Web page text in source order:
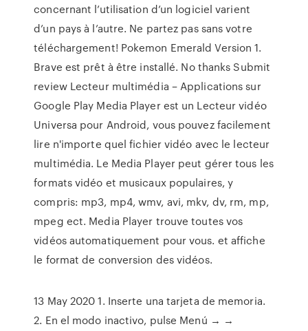
concernant l’utilisation d’un logiciel varient
d’un pays à l’autre. Ne partez pas sans votre
téléchargement! Pokemon Emerald Version 1.
Brave est prêt à être installé. No thanks Submit
review Lecteur multimédia – Applications sur
Google Play Media Player est un Lecteur vidéo
Universa pour Android, vous pouvez facilement
lire n'importe quel fichier vidéo avec le lecteur
multimédia. Le Media Player peut gérer tous les
formats vidéo et musicaux populaires, y
compris: mp3, mp4, wmv, avi, mkv, dv, rm, mp,
mpeg ect. Media Player trouve toutes vos
vidéos automatiquement pour vous. et affiche
le format de conversion des vidéos.
13 May 2020 1. Inserte una tarjeta de memoria.
2. En el modo inactivo, pulse Menú → →